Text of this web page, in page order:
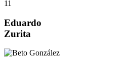
11
Eduardo
Zurita